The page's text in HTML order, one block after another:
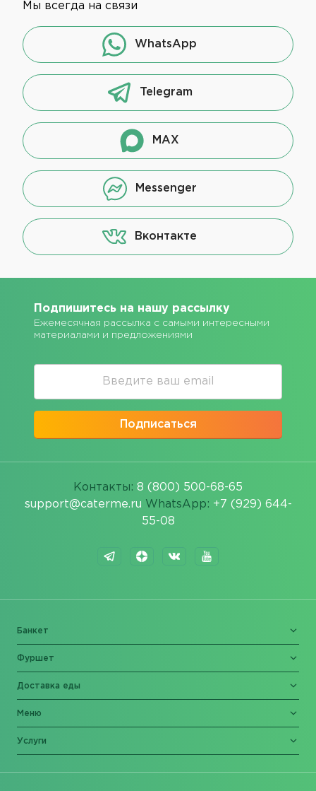
Мы всегда на связи
WhatsApp
Telegram
MAX
Messenger
Вконтакте
Подпишитесь на нашу рассылку
Ежемесячная рассылка с самыми интересными
материалами и предложениями
Подписаться
Контакты: 8 (800) 500-68-65
support@caterme.ru WhatsApp: +7 (929) 644-
55-08
Банкет
Фуршет
Доставка еды
Меню
Услуги